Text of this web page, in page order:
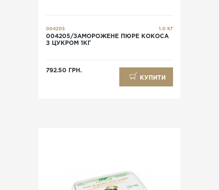
004205 1.0 КГ
004205/ЗАМОРОЖЕНЕ ПЮРЕ КОКОСА
З ЦУКРОМ 1КГ
792.50 ГРН.
КУПИТИ